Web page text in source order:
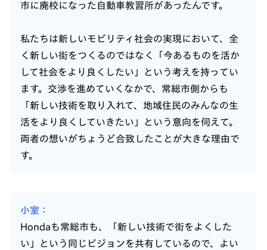
市に廃校になった自動車教習所があったんです。
私たちは新しいモビリティ社会の実現において、全
く新しい街をつくるのではなく「今あるものを活か
して社会をより良くしたい」という考えを持ってい
ます。交渉を進めていくなかで、常総市側からも
「新しい技術を取り入れて、地域住民のみんなの生
活をより良くしていきたい」という意向を伺えて。
両者の想いがちょうど合致したことが大きな理由で
す。
小室
Hondaも常総市も、「新しい技術で街をよくした
い」という同じビジョンを共有しているので、よい